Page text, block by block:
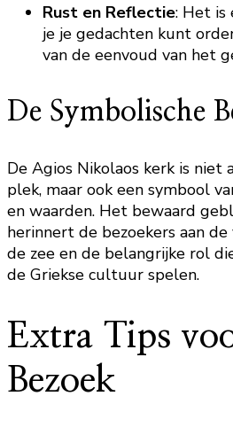
Rust en Reflectie: Het is
je je gedachten kunt
van de eenvoud van het
De Symbolische
De Agios Nikolaos kerk is niet
plek, maar ook een symbool
en waarden. Het bewaard
herinnert de bezoekers aan
de zee en de belangrijke rol
de Griekse cultuur spelen.
Extra Tips
Bezoek